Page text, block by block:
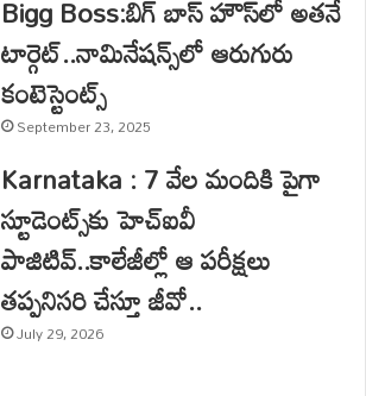
Bigg Boss:బిగ్ బాస్ హౌస్‌లో అతనే
టార్గెట్..నామినేషన్స్‌లో ఆరుగురు
కంటెస్టెంట్స్
September 23, 2025
Karnataka : 7 వేల మందికి పైగా
స్టూడెంట్స్‌కు హెచ్‌ఐవీ
పాజిటివ్..కాలేజీల్లో ఆ పరీక్షలు
తప్పనిసరి చేస్తూ జీవో..
July 29, 2026